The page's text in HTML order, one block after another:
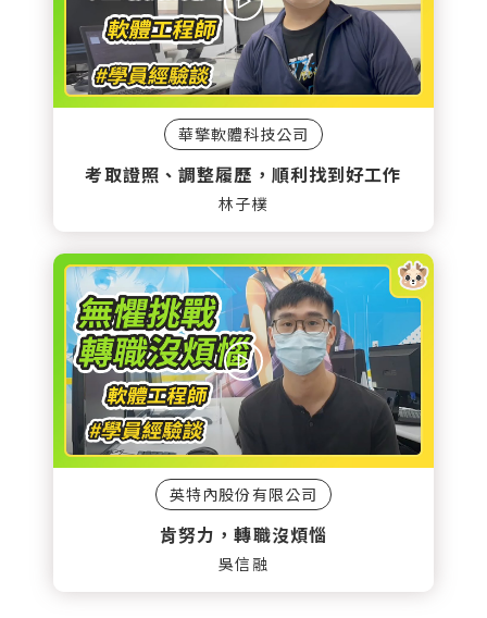
華擎軟體科技公司
考取證照、調整履歷，順利找到好工作
林子樸
英特內股份有限公司
肯努力，轉職沒煩惱
吳信融